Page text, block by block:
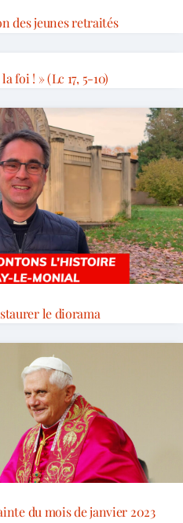
des jeunes retraités
foi ! » (Lc 17, 5-10)
le diorama
du mois de janvier 2023